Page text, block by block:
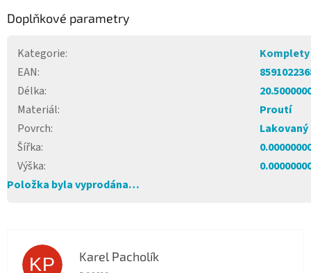
Doplňkové parametry
Kategorie:
Komplety
EAN:
Délka:
Materiál:
Proutí
Povrch:
Lakovaný
Šířka:
Výška:
Položka byla vyprodána…
KP Karel Pacholík